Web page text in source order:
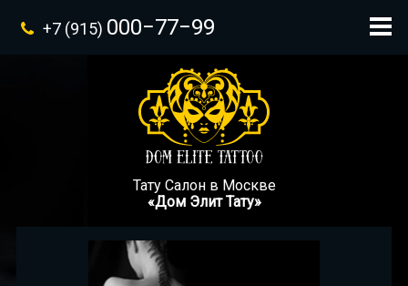
+7 (915) 000−77−99
Тату Салон в Москве
«Дом Элит Тату»